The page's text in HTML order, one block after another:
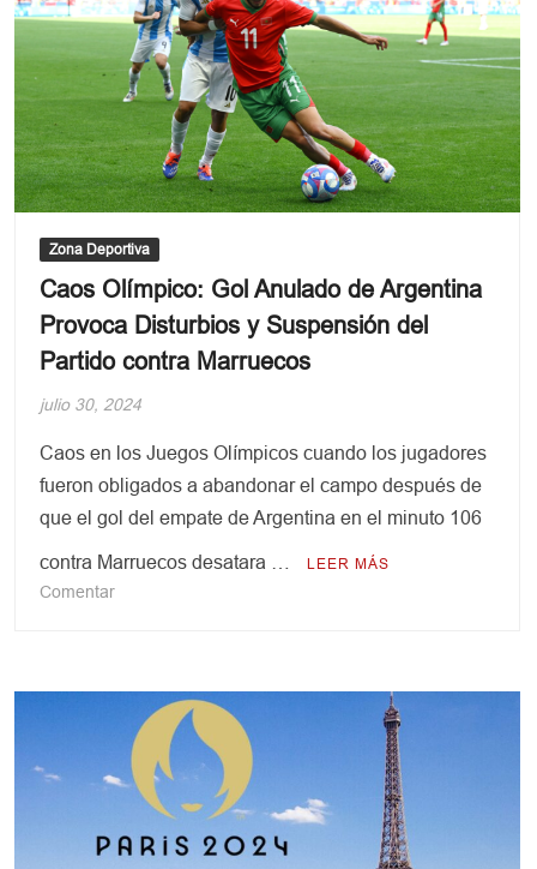
Zona Deportiva
Caos Olímpico: Gol Anulado de Argentina
Provoca Disturbios y Suspensión del
Partido contra Marruecos
julio 30, 2024
Caos en los Juegos Olímpicos cuando los jugadores
fueron obligados a abandonar el campo después de
que el gol del empate de Argentina en el minuto 106
contra Marruecos desatara … LEER MÁS
Comentaren
Anulado
Argentina
Provoca
Disturbios
y